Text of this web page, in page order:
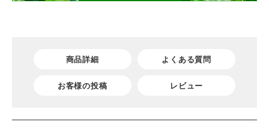
商品詳細 よくある質問
お客様の投稿 レビュー